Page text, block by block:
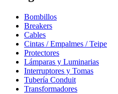
Bombillos
Breakers
Cables
Cintas / Empalmes / Teipe
Protectores
Lámparas y Luminarias
Interruptores y Tomas
Tubería Conduit
Transformadores